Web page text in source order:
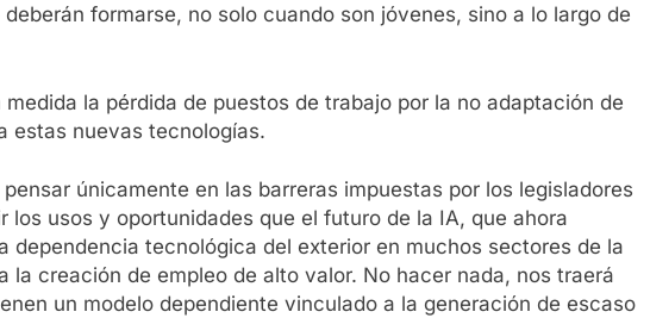
formarse, no solo cuando son jóvenes, sino a lo largo de
la pérdida de puestos de trabajo por la no adaptación de
estas nuevas tecnologías.
únicamente en las barreras impuestas por los legisladores
los usos y oportunidades que el futuro de la IA, que ahora
dependencia tecnológica del exterior en muchos sectores de la
la creación de empleo de alto valor. No hacer nada, nos traerá
un modelo dependiente vinculado a la generación de escaso